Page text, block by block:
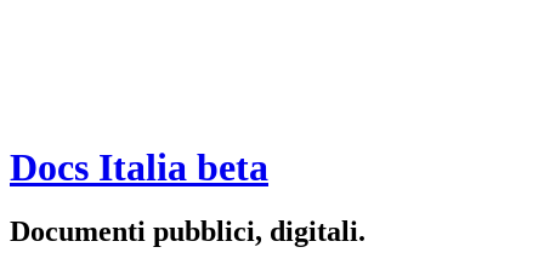
Docs Italia beta
Documenti pubblici, digitali.